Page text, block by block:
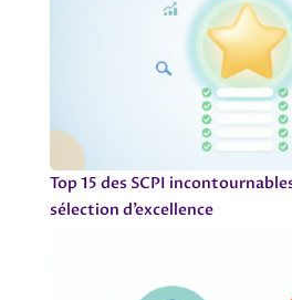
Top 15 des SCPI
sélection d’excellence